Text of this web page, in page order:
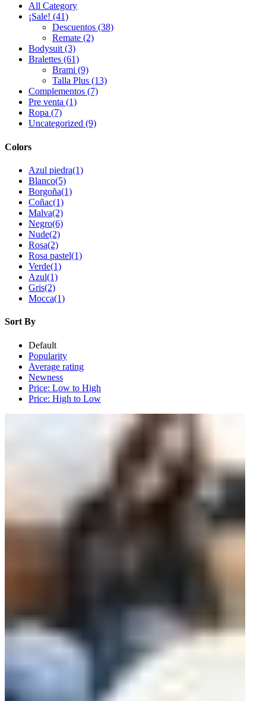
All Category
¡Sale! (41)
Descuentos (38)
Remate (2)
Bodysuit(3)
Bralettes (61)
Brami (9)
Talla Plus (13)
Complementos (7)
Pre venta (1)
Ropa (7)
Uncategorized (9)
Colors
Azul piedra(1)
Blanco(5)
Borgoña(1)
Coñac(1)
Malva(2)
Negro(6)
Nude(2)
Rosa(2)
Rosa pastel(1)
Verde(1)
Azul(1)
Gris(2)
Mocca(1)
Sort By
Default
Popularity
Average rating
Newness
Price: Low to High
Price: High to Low